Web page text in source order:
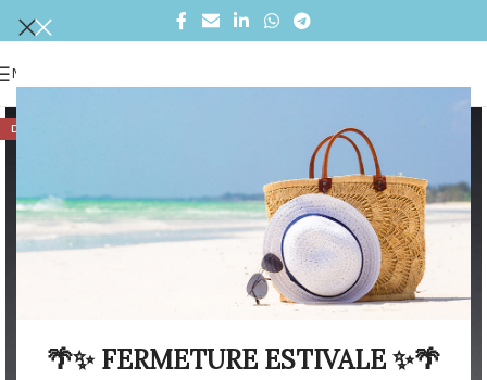
🌴✨ FERMETURE ESTIVALE ✨🌴
MENU
DÉSTOCKAGE